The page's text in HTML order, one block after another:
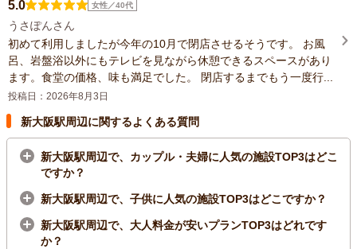
5.0 女性／40代
うさぽんさん
初めて利用しましたが今年の10月で閉店させるそうです。 お風
呂、岩盤浴以外にもテレビを見ながら休憩できるスペースがあり
ます。食堂の価格、味も満足でした。 閉店するまでもう一度行...
投稿日：2026年8月3日
新大阪駅周辺に関するよくある質問
新大阪駅周辺で、カップル・夫婦に人気の施設TOP3はどこ
ですか？
新大阪駅周辺で、子供に人気の施設TOP3はどこですか？
新大阪駅周辺で、大人料金が安いプランTOP3はどれです
か？